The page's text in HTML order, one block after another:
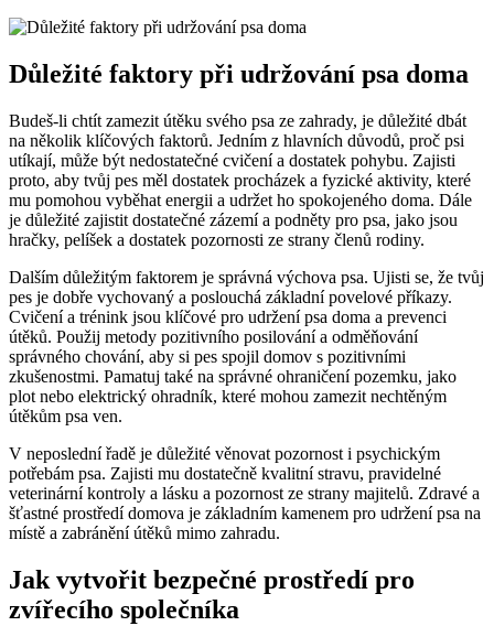
Důležité faktory při udržování psa doma
Budeš-li chtít zamezit útěku svého psa ze zahrady, je důležité dbát
na několik klíčových faktorů. Jedním z hlavních důvodů, proč psi
utíkají, může být nedostatečné cvičení a dostatek pohybu. Zajisti
proto, aby tvůj pes měl dostatek procházek a fyzické aktivity, které
mu pomohou vyběhat energii a udržet ho spokojeného doma. Dále
je důležité zajistit dostatečné zázemí a podněty pro psa, jako jsou
hračky, pelíšek a dostatek pozornosti ze strany členů rodiny.
Dalším důležitým faktorem je správná výchova psa. Ujisti se, že tvůj
pes je dobře vychovaný a poslouchá základní povelové příkazy.
Cvičení a trénink jsou klíčové pro udržení psa doma a prevenci
útěků. Použij metody pozitivního posilování a odměňování
správného chování, aby si pes spojil domov s pozitivními
zkušenostmi. Pamatuj také na správné ohraničení pozemku, jako
plot nebo elektrický ohradník, které mohou zamezit nechtěným
útěkům psa ven.
V neposlední řadě je důležité věnovat pozornost i psychickým
potřebám psa. Zajisti mu dostatečně kvalitní stravu, pravidelné
veterinární kontroly a lásku a pozornost ze strany majitelů. Zdravé a
šťastné prostředí domova je základním kamenem pro udržení psa na
místě a zabránění útěků mimo zahradu.
Jak vytvořit bezpečné prostředí pro
zvířecího společníka